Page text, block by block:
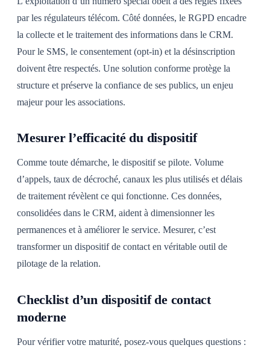
par les régulateurs télécom. Côté données, le RGPD encadre
la collecte et le traitement des informations dans le CRM.
Pour le SMS, le consentement (opt-in) et la désinscription
doivent être respectés. Une solution conforme protège la
structure et préserve la confiance de ses publics, un enjeu
majeur pour les associations.
Mesurer l’efficacité du dispositif
Comme toute démarche, le dispositif se pilote. Volume
d’appels, taux de décroché, canaux les plus utilisés et délais
de traitement révèlent ce qui fonctionne. Ces données,
consolidées dans le CRM, aident à dimensionner les
permanences et à améliorer le service. Mesurer, c’est
transformer un dispositif de contact en véritable outil de
pilotage de la relation.
Checklist d’un dispositif de contact
moderne
Pour vérifier votre maturité, posez-vous quelques questions :